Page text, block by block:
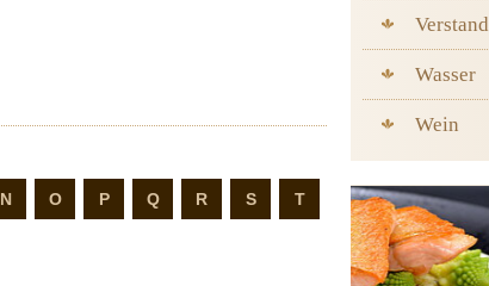
N O P Q R S T
Verstand
Wasser
Wein